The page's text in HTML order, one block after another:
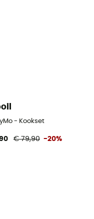
- Kookset
€ 79,90 -20%